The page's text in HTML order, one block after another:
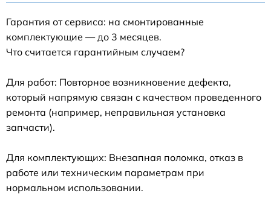
Гарантия от сервиса: на смонтированные
комплектующие — до 3 месяцев.
Что считается гарантийным случаем?
Для работ: Повторное возникновение дефекта,
который напрямую связан с качеством проведенного
ремонта (например, неправильная установка
запчасти).
Для комплектующих: Внезапная поломка, отказ в
работе или техническим параметрам при
нормальном использовании.